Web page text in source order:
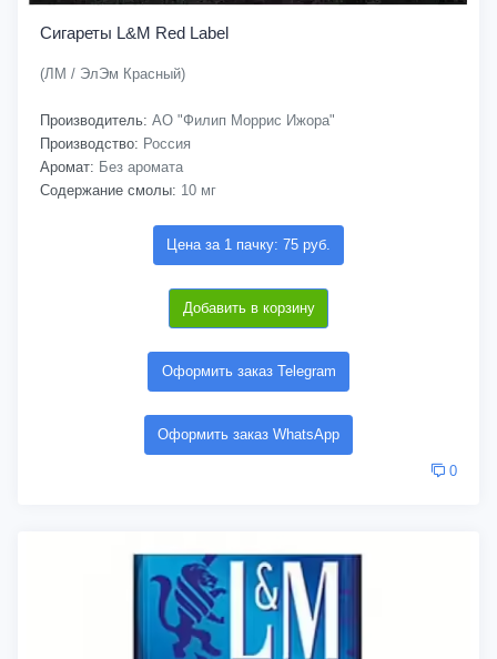
Сигареты L&M Red Label
(ЛМ / ЭлЭм Красный)
Производитель: АО "Филип Моррис Ижора"
Производство: Россия
Аромат: Без аромата
Содержание смолы: 10 мг
Цена за 1 пачку: 75 руб.
Добавить в корзину
Оформить заказ Telegram
Оформить заказ WhatsApp
0